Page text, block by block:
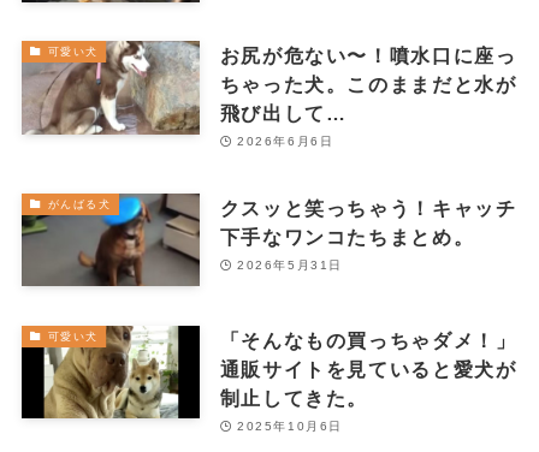
可愛い犬
お尻が危ない〜！噴水口に座っ
ちゃった犬。このままだと水が
飛び出して…
2026年6月6日
がんばる犬
クスッと笑っちゃう！キャッチ
下手なワンコたちまとめ。
2026年5月31日
可愛い犬
「そんなもの買っちゃダメ！」
通販サイトを見ていると愛犬が
制止してきた。
2025年10月6日